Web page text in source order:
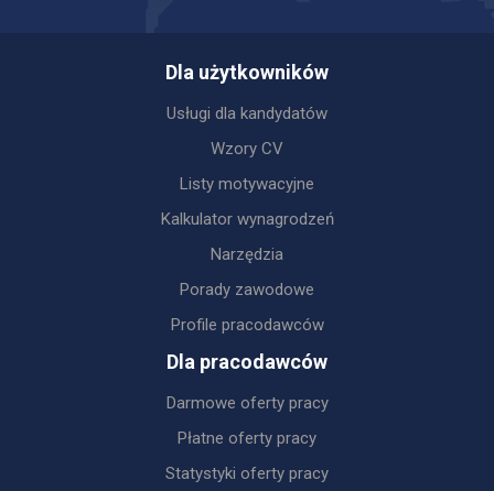
Dla użytkowników
Usługi dla kandydatów
Wzory CV
Listy motywacyjne
Kalkulator wynagrodzeń
Narzędzia
Porady zawodowe
Profile pracodawców
Dla pracodawców
Darmowe oferty pracy
Płatne oferty pracy
Statystyki oferty pracy